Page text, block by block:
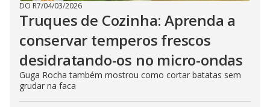
DO R7/04/03/2026
Truques de Cozinha: Aprenda a
conservar temperos frescos
desidratando-os no micro-ondas
Guga Rocha também mostrou como cortar batatas sem
grudar na faca